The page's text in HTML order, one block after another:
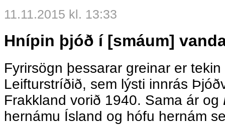
11.11.2015 kl. 13:33
Hnípin þjóð í [smáum]
Fyrirsögn þessarar greinar er
Leifturstríðið, sem lýsti innrás
Frakkland vorið 1940. Sama ár og
hernámu Ísland og hófu hernám